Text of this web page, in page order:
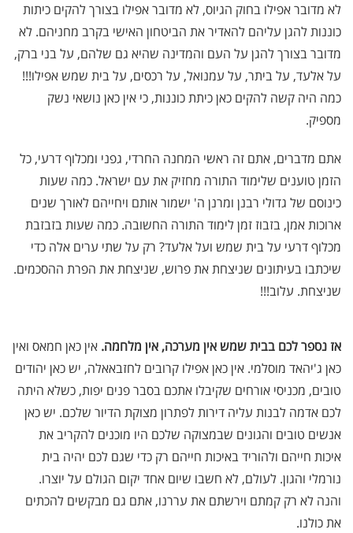
לא מדובר אפילו בחוק הגיוס, לא מדובר אפילו בצורך להקים כיתות
כוננות להגן עליהם להאדיר את הביטחון האישי בקרב מחניהם. לא
מדובר בצורך להגן על העם והמדינה שהיא גם שלהם, על בני ברק,
על אלעד, על ביתר, על עמנואל, על רכסים, על בית שמש אפילו!!!
כמה היה קשה להקים כאן כיתת כוננות, כי אין כאן נושאי נשק
מספיק.
אתם מדברים, אתם זה ראשי המחנה החרדי, גפני ומכלוף דרעי, כל
הזמן טוענים שלימוד התורה מחזיק את עם ישראל. כמה שעות
כינוסם של גדולי רבנן ומרנן ה' ישמור אותם ויחייהם לאורך שנים
ארוכות אמן, בזבוז זמן לימוד התורה החשובה. כמה שעות בזבזבת
מכלוף דרעי על בית שמש ועל אלעד? רק על שתי ערים אלה כדי
שיכתבו בעיתונים שניצחת את פרוש, שניצחת את הפרת ההסכמים.
שניצחת. עלוב!!!
אז נספר לכם בבית שמש אין מערכה, אין מלחמה. אין כאן חמאס ואין
כאן ג'יהאד מוסלמי. אין כאן אפילו קרובים לחזבאאלה, יש כאן יהודים
טובים, מכניסי אורחים שקיבלו אתכם בסבר פנים יפות, כשלא היתה
לכם אדמה לבנות עליה דירות לפתרון מצוקת הדיור שלכם. יש כאן
אנשים טובים והגונים שבמצוקה שלכם היו מוכנים להקריב את
איכות חייהם ולהוריד באיכות חייהם רק כדי שגם לכם יהיה בית
נורמלי והגון. לעולם, לא חשבו שיום אחד יקום הגולם על יוצרו.
והנה לא רק קמתם וירשתם את עררנו, אתם גם מבקשים להכתים
את כולנו.